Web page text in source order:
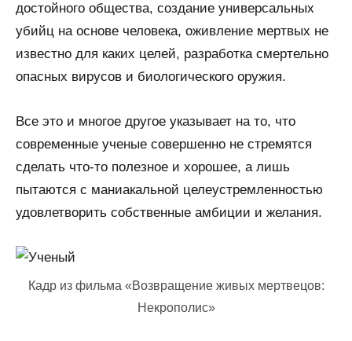
достойного общества, создание универсальных
убийц на основе человека, оживление мертвых не
известно для каких целей, разработка смертельно
опасных вирусов и биологического оружия.
Все это и многое другое указывает на то, что
современные ученые совершенно не стремятся
сделать что-то полезное и хорошее, а лишь
пытаются с маниакальной целеустремленностью
удовлетворить собственные амбиции и желания.
Кадр из фильма «Возвращение живых мертвецов:
Некрополис»